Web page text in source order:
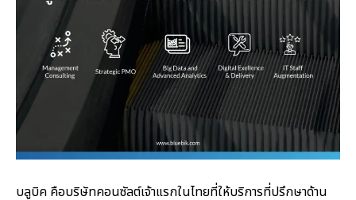
บลูบิค คือบริษัทคอนซัลต์เจ้าแรกในไทยที่ให้บริการที่ปรึกษาด้าน